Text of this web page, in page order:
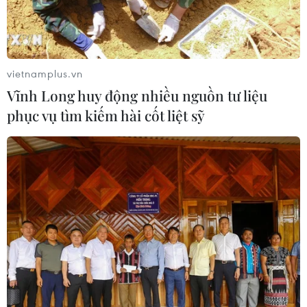
Điện mừng kỷ niệm lần thứ 74 Ngày
Quốc khánh Cộng hòa Arab Ai Cập
24/07/2026 00:00
Thảm sát ở Tây Bắc Nigeria, ít nhất
24 người đã thiệt mạng
23/07/2026 22:47
Dịch tả bùng phát nghiêm trọng tại
Nigeria, hàng trăm người tử vong
23/07/2026 07:23
vietnamplus.vn
Vĩnh Long huy động nhiều nguồn tư liệu
phục vụ tìm kiếm hài cốt liệt sỹ